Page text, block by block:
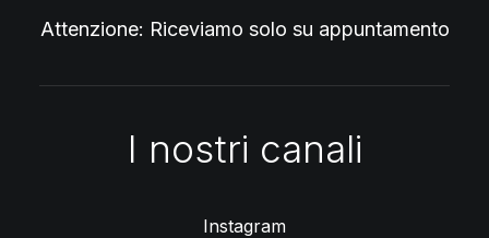
Attenzione: Riceviamo solo su appuntamento
I nostri canali
Instagram